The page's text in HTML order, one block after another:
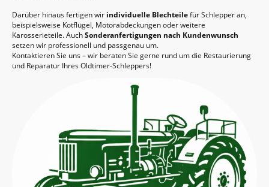
Darüber hinaus fertigen wir individuelle Blechteilefür Schlepper an,
beispielsweise Kotflügel, Motorabdeckungen oder weitere
Karosserieteile. AuchSonderanfertigungen nach Kundenwunsch
setzen wir professionell und passgenau um.
Kontaktieren Sie uns – wir beraten Sie gerne rund um die Restaurierung
und Reparatur Ihres Oldtimer-Schleppers!